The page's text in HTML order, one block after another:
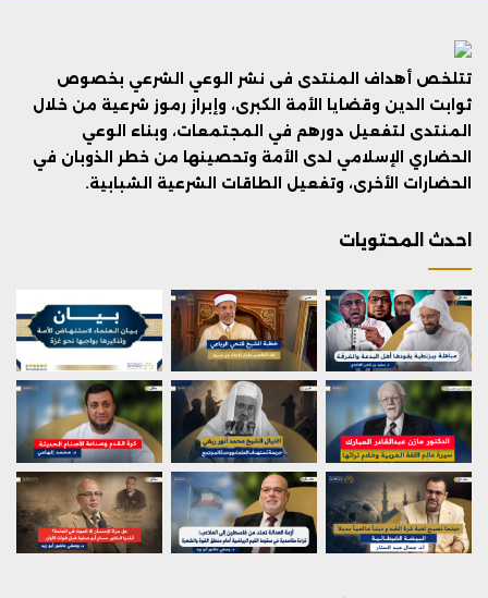
تتلخص أهداف المنتدى فى نشر الوعي الشرعي بخصوص
ثوابت الدين وقضايا الأمة الكبرى، وإبراز رموز شرعية من خلال
المنتدى لتفعيل دورهم في المجتمعات، وبناء الوعي
الحضاري الإسلامي لدى الأمة وتحصينها من خطر الذوبان في
الحضارات الأخرى، وتفعيل الطاقات الشرعية الشبابية.
احدث المحتويات